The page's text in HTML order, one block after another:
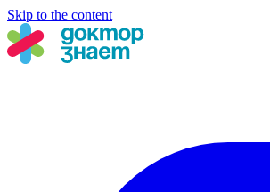
Skip to the content